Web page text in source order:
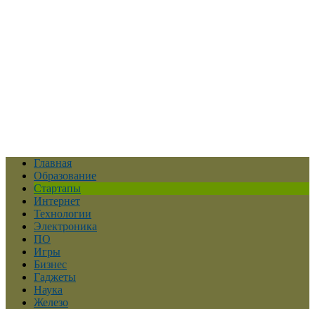
Главная
Образование
Стартапы
Интернет
Технологии
Электроника
ПО
Игры
Бизнес
Гаджеты
Наука
Железо